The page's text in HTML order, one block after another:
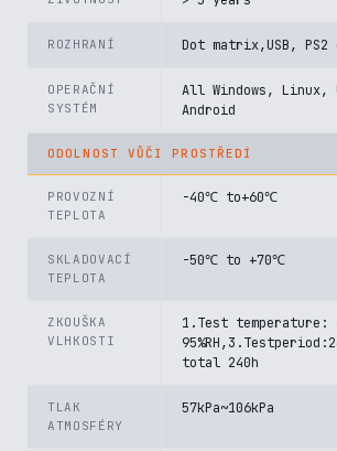
ROZHRANÍ Dot matrix,USB,
OPERAČNÍ
SYSTÉM
All Windows, Linux,
Android
ODOLNOST VŮČI PROSTŘEDÍ
PROVOZNÍ
TEPLOTA
-40℃ to+60℃
SKLADOVACÍ
TEPLOTA
-50℃ to +70℃
ZKOUŠKA
VLHKOSTI
1.Test
total 240h
TLAK
ATMOSFÉRY
57kPa~106kPa